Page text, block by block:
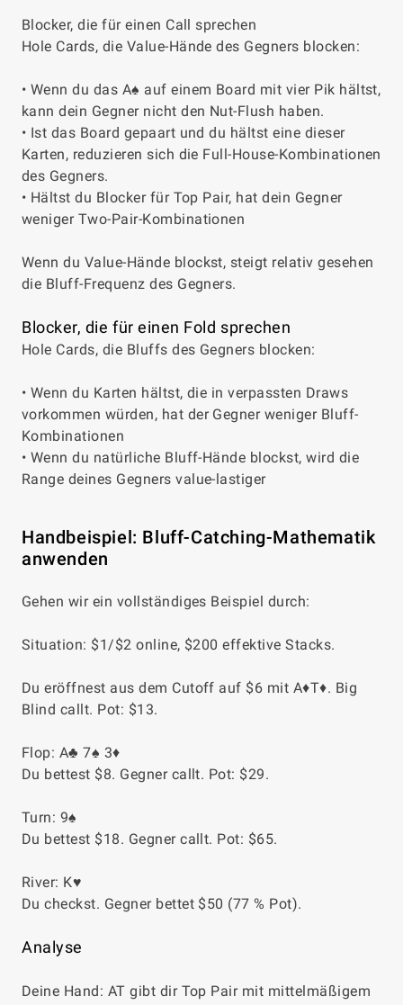
Blocker, die für einen Call sprechen
Hole Cards, die Value-Hände des Gegners blocken:
• Wenn du das A♠ auf einem Board mit vier Pik hältst,
kann dein Gegner nicht den Nut-Flush haben.
• Ist das Board gepaart und du hältst eine dieser
Karten, reduzieren sich die Full-House-Kombinationen
des Gegners.
• Hältst du Blocker für Top Pair, hat dein Gegner
weniger Two-Pair-Kombinationen
Wenn du Value-Hände blockst, steigt relativ gesehen
die Bluff-Frequenz des Gegners.
Blocker, die für einen Fold sprechen
Hole Cards, die Bluffs des Gegners blocken:
• Wenn du Karten hältst, die in verpassten Draws
vorkommen würden, hat der Gegner weniger Bluff-
Kombinationen
• Wenn du natürliche Bluff-Hände blockst, wird die
Range deines Gegners value-lastiger
Handbeispiel: Bluff-Catching-Mathematik
anwenden
Gehen wir ein vollständiges Beispiel durch:
Situation: $1/$2 online, $200 effektive Stacks.
Du eröffnest aus dem Cutoff auf $6 mit A♦T♦. Big
Blind callt. Pot: $13.
Flop: A♣ 7♠ 3♦
Du bettest $8. Gegner callt. Pot: $29.
Turn: 9♠
Du bettest $18. Gegner callt. Pot: $65.
River: K♥
Du checkst. Gegner bettet $50 (77 % Pot).
Analyse
Deine Hand: AT gibt dir Top Pair mit mittelmäßigem